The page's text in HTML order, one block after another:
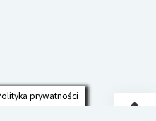
prywatności